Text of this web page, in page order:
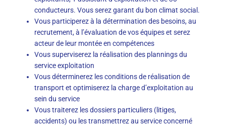
conducteurs. Vous serez garant du bon climat social.
Vous participerez à la détermination des besoins, au
recrutement, à l’évaluation de vos équipes et serez
acteur de leur montée en compétences
Vous superviserez la réalisation des plannings du
service exploitation
Vous déterminerez les conditions de réalisation de
transport et optimiserez la charge d’exploitation au
sein du service
Vous traiterez les dossiers particuliers (litiges,
accidents) ou les transmettrez au service concerné